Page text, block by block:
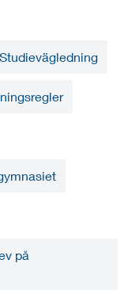
Studievägledning
på